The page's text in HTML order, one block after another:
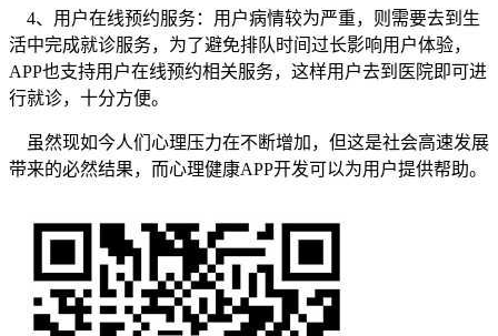
4、用户在线预约服务：用户病情较为严重，则需要去到生
活中完成就诊服务，为了避免排队时间过长影响用户体验，
APP也支持用户在线预约相关服务，这样用户去到医院即可进
行就诊，十分方便。
虽然现如今人们心理压力在不断增加，但这是社会高速发展
带来的必然结果，而心理健康APP开发可以为用户提供帮助。